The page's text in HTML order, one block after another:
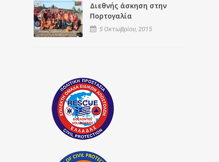
Διεθνής άσκηση στην
Πορτογαλία
5 Οκτωβρίου, 2015